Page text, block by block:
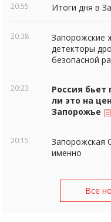
20:55 Итоги дня в
20:38
Запорожские
детекторы
безопасной
20:23
Россия бьет
ли это на
Запорожье
20:15
Запорожская
именно
Все